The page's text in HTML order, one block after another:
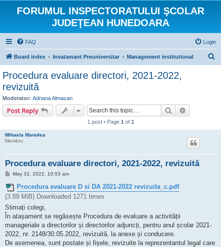
FORUMUL INSPECTORATULUI ŞCOLAR
JUDEŢEAN HUNEDOARA
FAQ Login
Board index Invatamant Preuniversitar Management institutional
Procedura evaluare directori, 2021-2022,
revizuită
Moderator: Adriana Almasan
Post Reply Search
1 post • Page 1 of 1
Mihaela Manolea
Membru
Procedura evaluare directori, 2021-2022, revizuită
P
s
t
May 31, 2022, 10:53 am
Procedura evaluare D si DA 2021-2022 revizuita_c.pdf
(3.89 MiB) Downloaded 1271 times
Stimați colegi,
În atașament se regăsește Procedura de evaluare a activității
manageriale a directorilor și directorilor adjuncți, pentru anul școlar 2021-
2022, nr. 2148/30.05.2022, revizuită, la anexe și conducere.
De asemenea, sunt postate și fișele, revizuite la reprezentantul legal care